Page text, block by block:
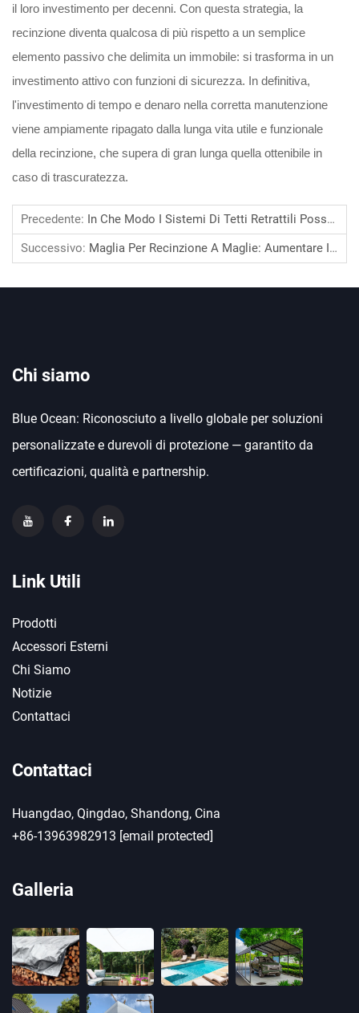
il loro investimento per decenni. Con questa strategia, la
recinzione diventa qualcosa di più rispetto a un semplice
elemento passivo che delimita un immobile: si trasforma in un
investimento attivo con funzioni di sicurezza. In definitiva,
l'investimento di tempo e denaro nella corretta manutenzione
viene ampiamente ripagato dalla lunga vita utile e funzionale
della recinzione, che supera di gran lunga quella ottenibile in
caso di trascuratezza.
Precedente: In Che Modo I Sistemi Di Tetti Retrattili Possono Aumentare L'appeal Degli Spazi Esterni
Successivo: Maglia Per Recinzione A Maglie: Aumentare Il ROI Con Un'Installazione Sicura
Chi siamo
Blue Ocean: Riconosciuto a livello globale per soluzioni
personalizzate e durevoli di protezione — garantito da
certificazioni, qualità e partnership.
Link Utili
Prodotti
Accessori Esterni
Chi Siamo
Notizie
Contattaci
Contattaci
Huangdao, Qingdao, Shandong, Cina
+86-13963982913 [email protected]
Galleria